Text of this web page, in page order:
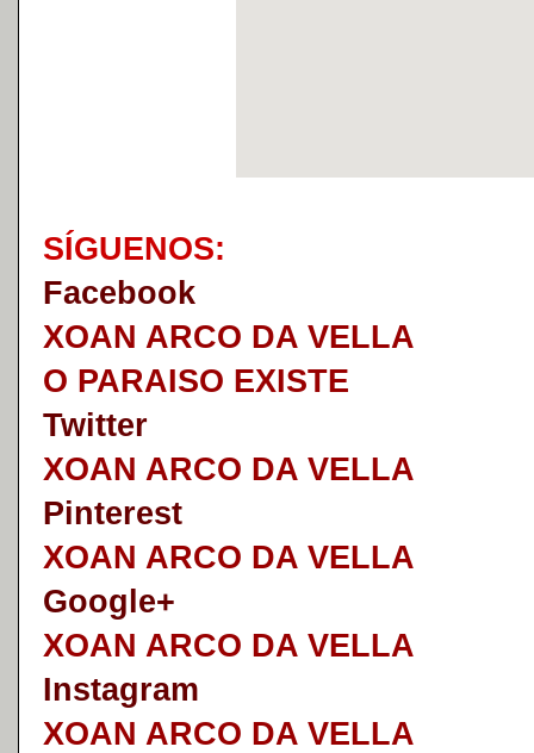
SÍGUENOS:
Facebook
XOAN ARCO DA VELLA
O PARAISO EXISTE
Twitter
XOAN ARCO DA VELLA
Pinterest
XOAN ARCO DA VELLA
Google+
XOAN ARCO DA VELLA
Instagram
XOAN ARCO DA VELLA